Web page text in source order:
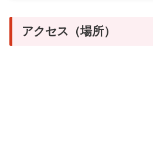
アクセス（場所）